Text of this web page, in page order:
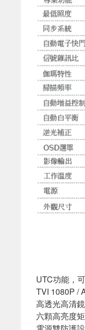
UTC功能，
TVI 1080P /
高透光高清
六顆高亮度